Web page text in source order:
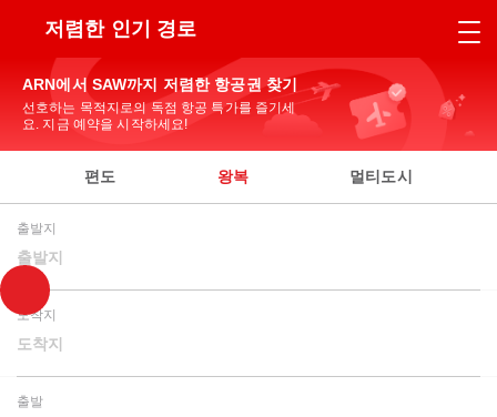
저렴한 인기 경로
ARN에서 SAW까지 저렴한 항공권 찾기
선호하는 목적지로의 독점 항공 특가를 즐기세
요. 지금 예약을 시작하세요!
편도 왕복 멀티도시
출발지
출발지
도착지
도착지
출발